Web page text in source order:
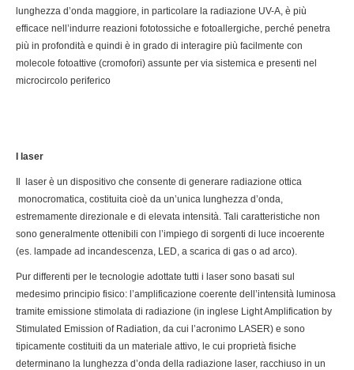
lunghezza d’onda maggiore, in particolare la radiazione UV-A, è più
efficace nell’indurre reazioni fototossiche e fotoallergiche, perché penetra
più in profondità e quindi è in grado di interagire più facilmente con
molecole fotoattive (cromofori) assunte per via sistemica e presenti nel
microcircolo periferico
I laser
Il laser è un dispositivo che consente di generare radiazione ottica
monocromatica, costituita cioè da un’unica lunghezza d’onda,
estremamente direzionale e di elevata intensità. Tali caratteristiche non
sono generalmente ottenibili con l’impiego di sorgenti di luce incoerente
(es. lampade ad incandescenza, LED, a scarica di gas o ad arco).
Pur differenti per le tecnologie adottate tutti i laser sono basati sul
medesimo principio fisico: l’amplificazione coerente dell’intensità luminosa
tramite emissione stimolata di radiazione (in inglese Light Amplification by
Stimulated Emission of Radiation, da cui l’acronimo LASER) e sono
tipicamente costituiti da un materiale attivo, le cui proprietà fisiche
determinano la lunghezza d’onda della radiazione laser, racchiuso in un